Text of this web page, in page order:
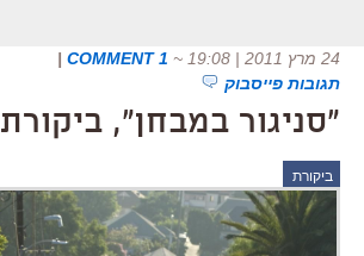
24 מרץ 2011 | 19:08 ~
1 COMMENT
|
תגובות פייסבוק
"סניגור במבחן", ביקורת
ביקורת